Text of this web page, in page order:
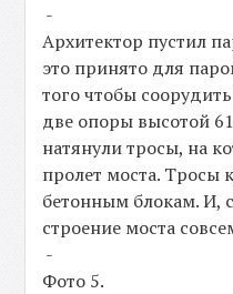
-
Архитектор пустил
это принято для
того чтобы
две опоры высотой
натянули тросы, на
пролет моста. Тросы
бетонным блокам. И,
строение моста
-
Фото 5.